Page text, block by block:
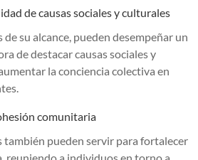
de causas sociales y culturales
su alcance, pueden desempeñar un
de destacar causas sociales y
la conciencia colectiva en
comunitaria
pueden servir para fortalecer
reuniendo a individuos en torno a